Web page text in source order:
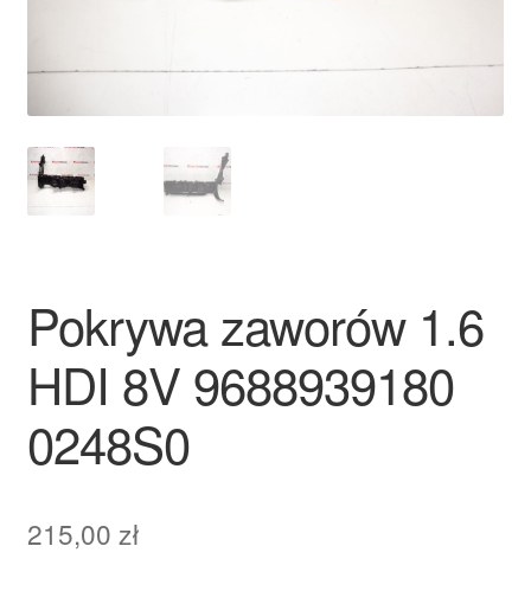
Skarga
Zasady i warunki
Pokrywa zaworów 1.6
HDI 8V 9688939180
0248S0
215,00 zł